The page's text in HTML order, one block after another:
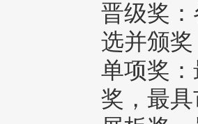
晋级奖
选并颁
单项奖
奖，最